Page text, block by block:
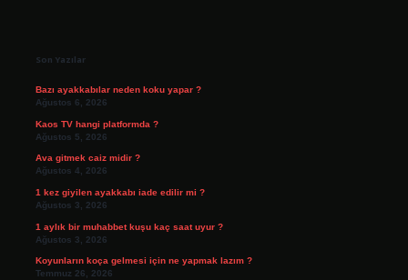
Son Yazılar
Bazı ayakkabılar neden koku yapar ?
Ağustos 6, 2026
Kaos TV hangi platformda ?
Ağustos 5, 2026
Ava gitmek caiz midir ?
Ağustos 4, 2026
1 kez giyilen ayakkabı iade edilir mi ?
Ağustos 3, 2026
1 aylık bir muhabbet kuşu kaç saat uyur ?
Ağustos 3, 2026
Koyunların koça gelmesi için ne yapmak lazım ?
Temmuz 26, 2026